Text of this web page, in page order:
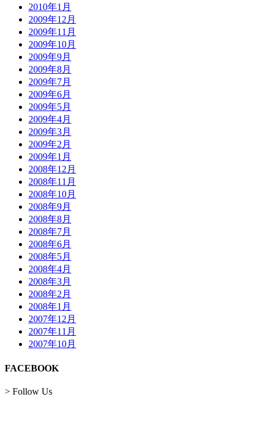
2010年1月
2009年12月
2009年11月
2009年10月
2009年9月
2009年8月
2009年7月
2009年6月
2009年5月
2009年4月
2009年3月
2009年2月
2009年1月
2008年12月
2008年11月
2008年10月
2008年9月
2008年8月
2008年7月
2008年6月
2008年5月
2008年4月
2008年3月
2008年2月
2008年1月
2007年12月
2007年11月
2007年10月
FACEBOOK
> Follow Us